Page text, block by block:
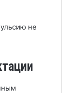
не